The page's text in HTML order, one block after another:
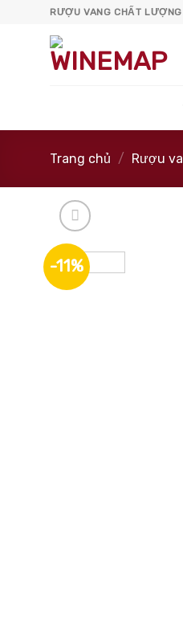
RƯỢU VANG CHẤT LƯỢNG
Trang chủ / Rượu
-11%